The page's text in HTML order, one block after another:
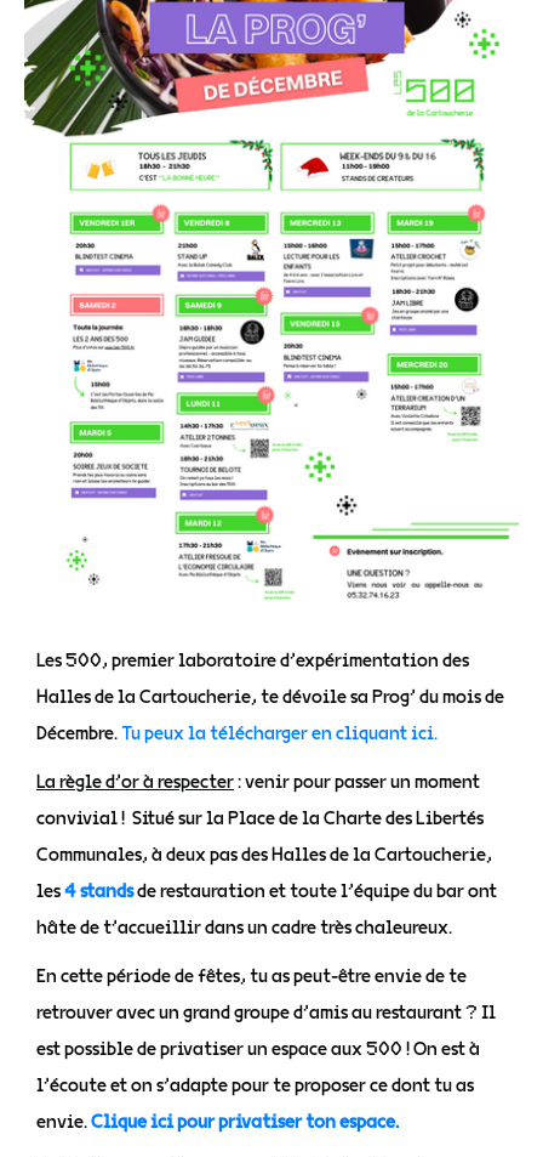
Les 500, premier laboratoire d’expérimentation des
Halles de la Cartoucherie, te dévoile sa Prog’ du mois de
Décembre.Tu peux la télécharger en cliquant ici.
La règle d’or à respecter: venir pour passer un moment
convivial ! Situé sur la Place de la Charte des Libertés
Communales, à deux pas des Halles de la Cartoucherie,
les4 standsde restauration et toute l’équipe du bar ont
hâte de t’accueillir dans un cadre très chaleureux.
En cette période de fêtes, tu as peut-être envie de te
retrouver avec un grand groupe d’amis au restaurant ? Il
est possible de privatiser un espace aux 500 ! On est à
l’écoute et on s’adapte pour te proposer ce dont tu as
envie.Clique ici pour privatiser ton espace.